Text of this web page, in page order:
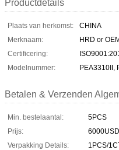
Productdetails
Plaats van herkomst:
CHINA
Merknaam:
HRD or
Certificering:
Modelnummer:
PEA3310II,
Betalen & Verzenden
Min. bestelaantal:
5PCS
Prijs:
Verpakking Details:
1PCS/